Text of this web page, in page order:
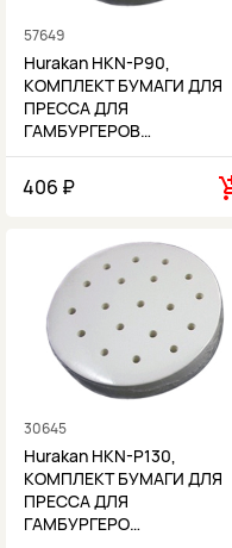
57649
Hurakan HKN-P90,
КОМПЛЕКТ БУМАГИ ДЛЯ
ПРЕССА ДЛЯ
ГАМБУРГЕРОВ…
406 ₽
30645
Hurakan HKN-P130,
КОМПЛЕКТ БУМАГИ ДЛЯ
ПРЕССА ДЛЯ
ГАМБУРГЕРО…